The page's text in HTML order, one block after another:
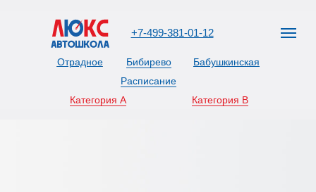
Отрадное Бибирево Бабушкинская
+7-499-381-01-12
Расписание
Категория А
Категория В